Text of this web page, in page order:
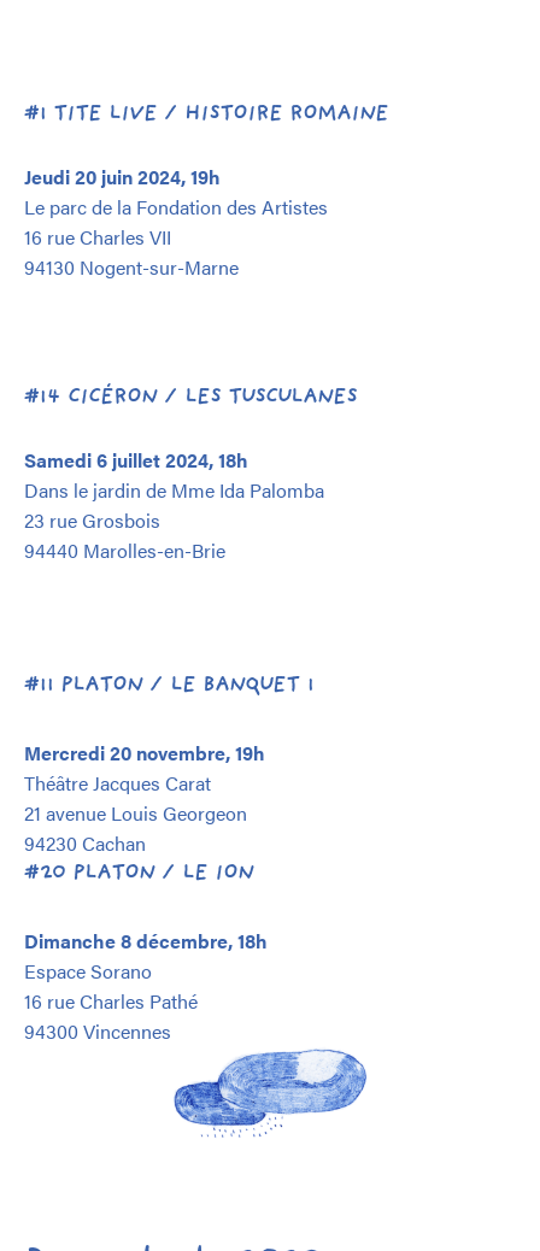
#1 TITE LIVE / HISTOIRE ROMAINE
Jeudi 20 juin 2024, 19h
Le parc de la Fondation des Artistes
16 rue Charles VII
94130 Nogent-sur-Marne
#14 CICÉRON / LES TUSCULANES
Samedi 6 juillet 2024, 18h
Dans le jardin de Mme Ida Palomba
23 rue Grosbois
94440 Marolles-en-Brie
#11 PLATON / LE BANQUET 1
Mercredi 20 novembre, 19h
Théâtre Jacques Carat
21 avenue Louis Georgeon
94230 Cachan
#20 PLATON / LE ION
Dimanche 8 décembre, 18h
Espace Sorano
16 rue Charles Pathé
94300 Vincennes